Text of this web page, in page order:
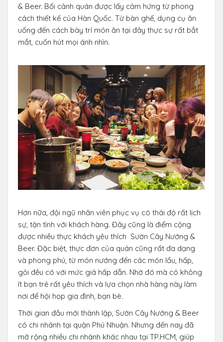
& Beer. Bối cảnh quán được lấy cảm hứng từ phong
cách thiết kế của Hàn Quốc. Từ bàn ghế, dụng cụ ăn
uống đến cách bày trí món ăn tại đây thực sự rất bắt
mắt, cuốn hút mọi ánh nhìn.
Hơn nữa, đội ngũ nhân viên phục vụ có thái độ rất lịch
sự, tận tình với khách hàng. Đây cũng là điểm cộng
được nhiều thực khách yêu thích Sườn Cây Nướng &
Beer. Đặc biệt, thực đơn của quán cũng rất đa dạng
và phong phú, từ món nướng đến các món lẩu, hấp,
gỏi đều có với mức giá hấp dẫn. Nhờ đó mà có không
ít bạn trẻ rất yêu thích và lựa chọn nhà hàng này làm
nơi để hội họp gia đình, bạn bè.
Thời gian đầu mới thành lập, Sườn Cây Nướng & Beer
có chi nhánh tại quận Phú Nhuận. Nhưng đến nay đã
mở rộng nhiều chi nhánh khác nhau tại TP.HCM, giúp